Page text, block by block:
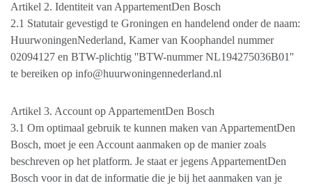
Artikel 2. Identiteit van AppartementDen Bosch
2.1 Statutair gevestigd te Groningen en handelend onder de naam:
HuurwoningenNederland, Kamer van Koophandel nummer
02094127 en BTW-plichtig ''BTW-nummer NL194275036B01''
te bereiken op info@huurwoningennederland.nl
Artikel 3. Account op AppartementDen Bosch
3.1 Om optimaal gebruik te kunnen maken van AppartementDen
Bosch, moet je een Account aanmaken op de manier zoals
beschreven op het platform. Je staat er jegens AppartementDen
Bosch voor in dat de informatie die je bij het aanmaken van je